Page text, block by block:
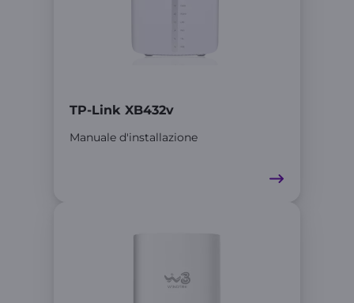
TP-Link XB432v
Manuale d'installazione